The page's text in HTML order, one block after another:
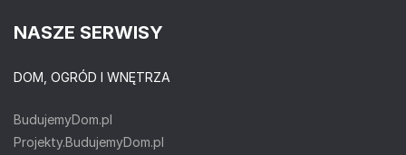
NASZE SERWISY
DOM, OGRÓD I WNĘTRZA
BudujemyDom.pl
Projekty.BudujemyDom.pl